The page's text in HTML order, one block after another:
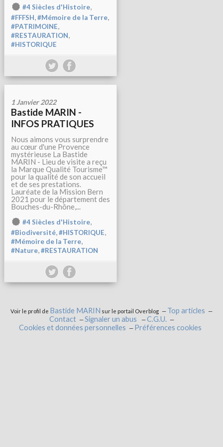
#4 Siècles d'Histoire,
#FFFSH,#Mémoire de la Terre,
#PATRIMOINE,
#RESTAURATION,
#HISTORIQUE
1 Janvier 2022
Bastide MARIN -
INFOS PRATIQUES
Nous aimons vous surprendre
au cœur d'une Provence
mystérieuse La Bastide
MARIN - Lieu de visite a reçu
la Marque Qualité Tourisme™
pour la qualité de son accueil
et de ses prestations.
Lauréate de la Mission Bern
2021 pour le département des
Bouches-du-Rhône,...
#4 Siècles d'Histoire,
#Biodiversité,#HISTORIQUE,
#Mémoire de la Terre,
#Nature,#RESTAURATION
Voir le profil de Bastide MARIN sur le portail Overblog
Top articles
Contact
Signaler un abus
C.G.U.
Cookies et données personnelles
Préférences cookies